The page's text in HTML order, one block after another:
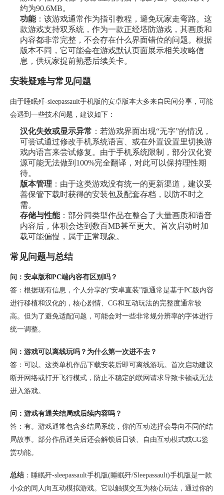
约为90.6MB。
功能：该游戏通常作为指引教程，避免玩家走弯路。这
款游戏支持双系统，作为一款正经塔防游戏，其画质和
内容都非常完整，不会存在什么界面错位的问题。根据
版本不同，它可能会在游戏默认页面展示相关攻略信
息，供玩家提前熟悉后续关卡。
安装疑难与常见问题
由于睡眠歼-sleepassault手机版的安卓版本大多来自民间分享，可能
会遇到一些技术问题，建议如下：
汉化失效或显示异常 ：若游戏界面出现“无字”的情况，
可尝试通过修改手机系统语言、或在外置设置里切换游
戏内语言来尝试修复。由于手机系统限制，部分汉化资
源可能无法做到100%完全翻译，对此可以保持理性期
待。
版本管理 ：由于这类游戏没有统一的更新渠道，建议妥
善保管下载时获得的安装包及配套存档，以防不时之
需。
存储与性能：部分同类型作品在整合了大量画质和语音
内容后，体积会达到数百MB甚至更大。首次启动时加
载可能偏慢，属于正常现象。
常见问题与总结
问：安卓版和PC端内容有区别吗？
答：根据现有信息，个人分享的“安卓直装”版通常是基于PC版内容
进行移植和汉化的，核心剧情、CG和互动玩法的完整度通常较
高。但为了避免适配问题，可能会对一些非常规分辨率的字体进行
统一调整。
问：游戏可以离线玩吗？为什么第一次进不去？
答：可以。这类单机作品下载安装后即可离线游玩。首次启动建议
断开网络或打开飞行模式，防止不稳定的联网请求导致卡顿或无法
进入游戏。
问：游戏有通关结局或后续内容吗？
答：有。游戏通常包含多结局系统，你的互动选择会导向不同的结
局故事。部分作品通关后还会解锁后日谈、自由互动模式或CG鉴
赏功能。
总结 ：睡眠歼-sleepassault手机版(睡眠歼/Sleepassault)手机版是一款
小众的同人向互动模拟游戏。它以触摸交互为核心玩法，通过你的